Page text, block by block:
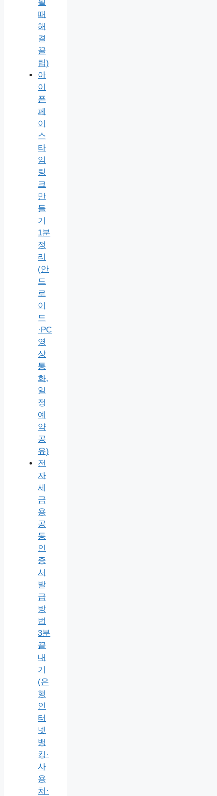
될
때
해
결
꿀
팁)
아
이
폰
페
이
스
타
임
링
크
만
들
기
1분
정
리
(안
드
로
이
드
·PC
영
상
통
화,
일
정
예
약
공
유)
전
자
세
금
용
공
동
인
증
서
발
급
방
법
3분
끝
내
기
(은
행
인
터
넷
뱅
킹·
사
용
처·